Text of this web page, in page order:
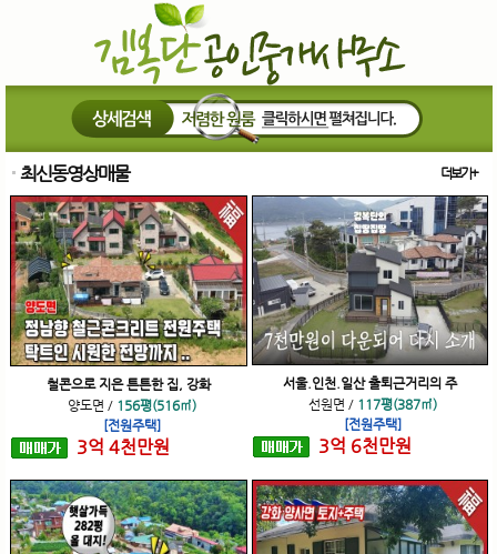
최신동영상매물 더보기+
철콘으로 지은 튼튼한 집, 강화
양도면 / 156평(516㎡)
[전원주택]
3억 4천만원
서울.인천.일산 출퇴근거리의 주
선원면 / 117평(387㎡)
[전원주택]
3억 6천만원